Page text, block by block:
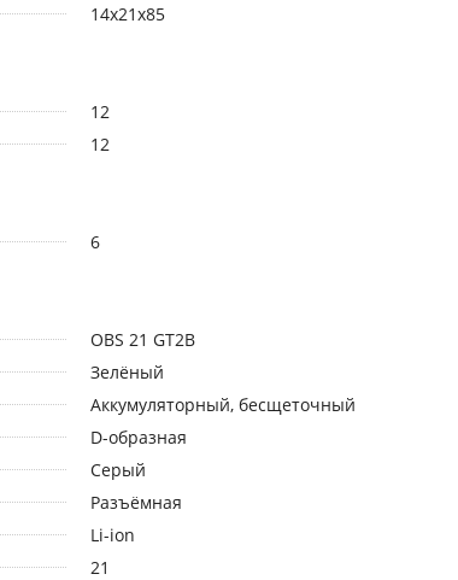
14х21х85
12
12
6
OBS 21 GT2B
Зелёный
Аккумуляторный, бесщеточный
D-образная
Серый
Разъёмная
Li-ion
21